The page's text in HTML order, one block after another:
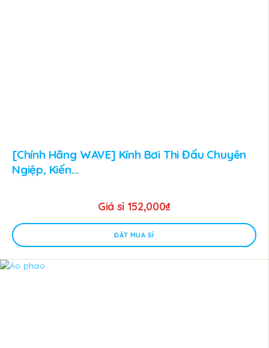
[Chính Hãng WAVE] Kính Bơi Thi Đấu Chuyên
Ngiệp, Kiến...
Giá sỉ 152,000₫
ĐẶT MUA SỈ